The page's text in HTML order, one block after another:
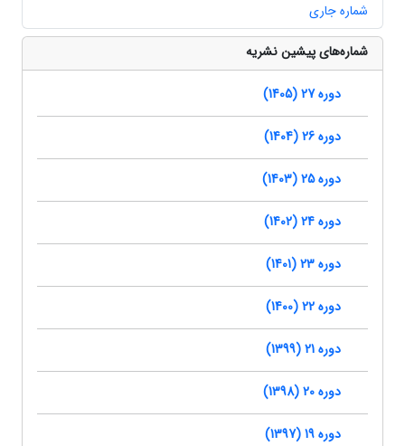
شماره جاری
شماره‌های پیشین نشریه
دوره 27 (1405)
دوره 26 (1404)
دوره 25 (1403)
دوره 24 (1402)
دوره 23 (1401)
دوره 22 (1400)
دوره 21 (1399)
دوره 20 (1398)
دوره 19 (1397)